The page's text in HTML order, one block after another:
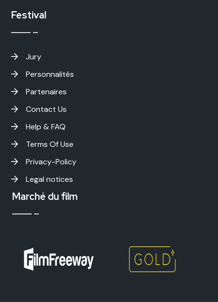
Festival
Jury
Personnalités
Partenaires
Contact Us
Help & FAQ
Terms Of Use
Privacy-Policy
Legal notices
Marché du film